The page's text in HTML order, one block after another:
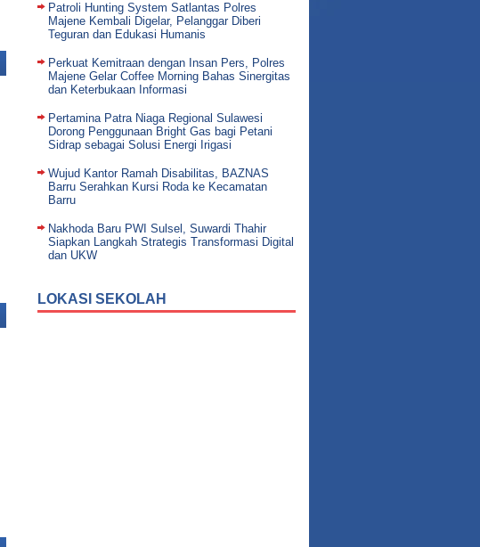
Patroli Hunting System Satlantas Polres
Majene Kembali Digelar, Pelanggar Diberi
Teguran dan Edukasi Humanis
Perkuat Kemitraan dengan Insan Pers, Polres
Majene Gelar Coffee Morning Bahas Sinergitas
dan Keterbukaan Informasi
Pertamina Patra Niaga Regional Sulawesi
Dorong Penggunaan Bright Gas bagi Petani
Sidrap sebagai Solusi Energi Irigasi
Wujud Kantor Ramah Disabilitas, BAZNAS
Barru Serahkan Kursi Roda ke Kecamatan
Barru
Nakhoda Baru PWI Sulsel, Suwardi Thahir
Siapkan Langkah Strategis Transformasi Digital
dan UKW
LOKASI SEKOLAH